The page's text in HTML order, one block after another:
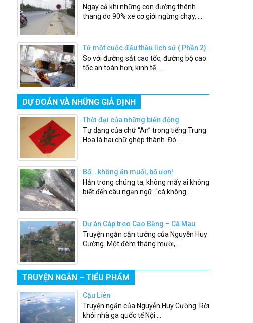
Ngay cả khi những con đường thênh
thang do 90% xe cơ giới ngừng chạy, ...
Từ một cuộc đấu thầu lịch sử ( Phần 2)
So với đường sắt cao tốc, đường bộ cao
tốc an toàn hơn, kinh tế ...
DỰ ĐOÁN VÀ NHỮNG GIẢ ĐỊNH
Thời đại của những biến động
Tự dạng của chữ “An” trong tiếng Trung
Hoa là hai chữ ghép thành. Đó ...
Bố… không ăn muối, bố ươn!
Hẳn trong chúng ta, không mấy ai không
biết đến câu ngạn ngữ: “cá không ...
Dự án Cáp treo Cao Bằng – Cà Mau
Truyện ngắn cận tưởng của Nguyễn Huy
Cường. Một đêm tháng mười, ...
TRUYỆN NGẮN – TIỂU PHẨM
Cậu Liên
Truyện ngắn của Nguyễn Huy Cường. Rời
khỏi nhà ga quốc tế Nội ...